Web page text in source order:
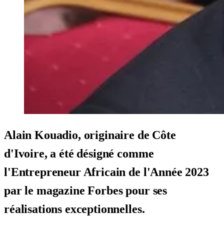
Alain Kouadio, originaire de Côte
d'Ivoire, a été désigné comme
l'Entrepreneur Africain de l'Année 2023
par le magazine Forbes pour ses
réalisations exceptionnelles.